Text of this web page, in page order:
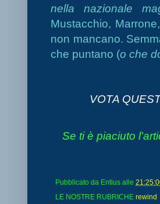
nella nazionale
Mustacchio,
non mancano.
che puntano (o che
VOTA
Se ti è piaciuto
Pubblicato da Entius alle
LE NOSTRE RUBRICHE rewind